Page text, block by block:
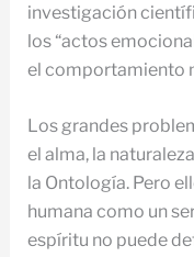
investigación
los “actos
el comportamiento
Los grandes
el alma, la
la Ontología. Pero
humana como un
espíritu no puede